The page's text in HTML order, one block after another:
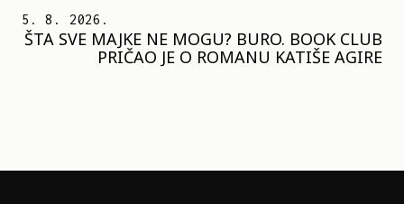
5. 8. 2026.
ŠTA SVE MAJKE NE MOGU? BURO. BOOK CLUB
PRIČAO JE O ROMANU KATIŠE AGIRE